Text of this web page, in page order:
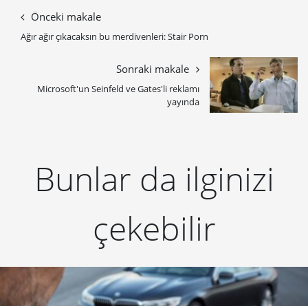
Önceki makale
Ağır ağır çıkacaksın bu merdivenleri: Stair Porn
Sonraki makale
Microsoft'un Seinfeld ve Gates'li reklamı
yayında
Bunlar da ilginizi
çekebilir